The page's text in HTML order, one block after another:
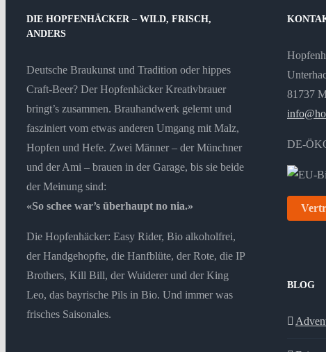
DIE HOPFENHÄCKER – WILD, FRISCH,
ANDERS
Deutsche Braukunst und Tradition oder hippes
Craft-Beer? Der Hopfenhäcker Kreativbrauer
bringt’s zusammen. Brauhandwerk gelernt und
fasziniert vom etwas anderen Umgang mit Malz,
Hopfen und Hefe. Zwei Männer – der Münchner
und der Ami – brauen in der Garage, bis sie beide
der Meinung sind:
«So schee war’s überhaupt no nia.»
Die Hopfenhäcker: Easy Rider, Bio alkoholfrei,
der Handgehopfte, die Hanfblüte, der Rote, die IP
Brothers, Kill Bill, der Wuiderer und der King
Leo, das bayrische Pils in Bio. Und immer was
frisches Saisonales.
81737
DE-
BLOG